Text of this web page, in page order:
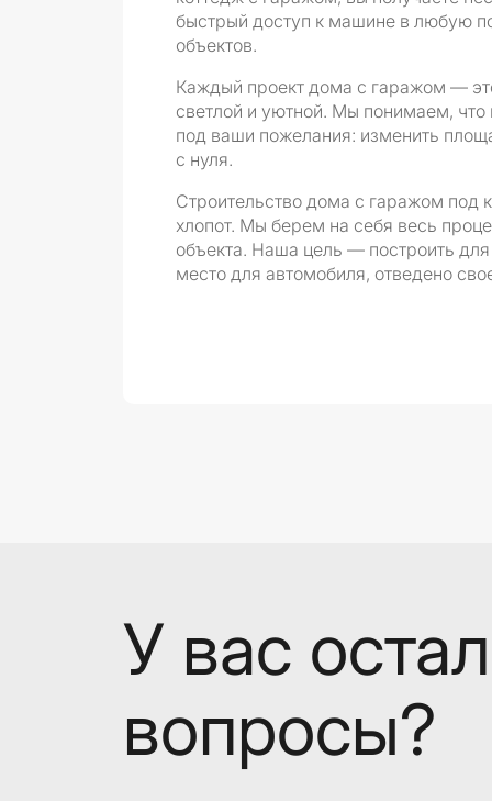
быстрый доступ к машине в любую
объектов.
Каждый проект дома с гаражом —
светлой и уютной. Мы понимаем, что
под ваши пожелания: изменить
с нуля.
Строительство дома с гаражом под
хлопот. Мы берем на себя весь
объекта. Наша цель — построить
место для автомобиля, отведено
У вас
вопросы?